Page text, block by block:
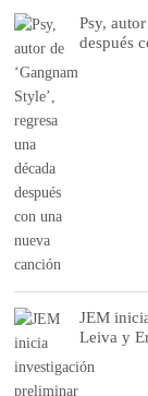
Psy,
después
JEM
Leiva y